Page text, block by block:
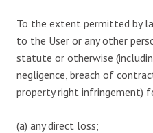
To the extent permitted by
to the User or any other
statute or otherwise
negligence, breach of
property right infringement)
(a) any direct loss;